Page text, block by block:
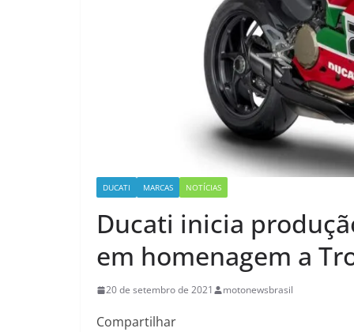
DUCATI MARCAS NOTÍCIAS
Ducati inicia
em homenagem a
20 de setembro de 2021 motonewsbrasil
Compartilhar